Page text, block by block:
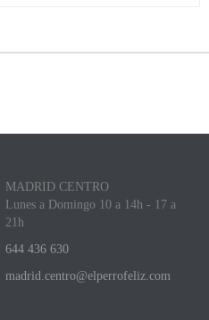
MADRID CENTRO
Lunes a Domingo 10 a 14h - 17 a
21h
644 436 630
madrid.centro@elperrofeliz.com